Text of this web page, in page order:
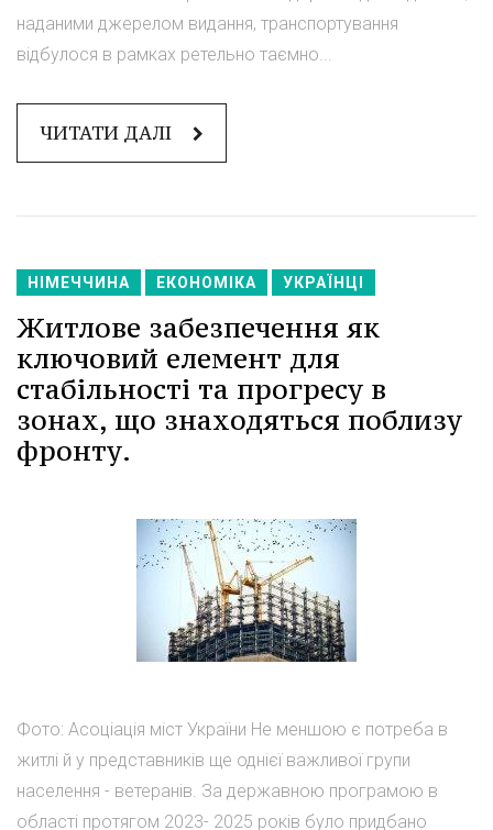
наданими джерелом видання, транспортування
відбулося в рамках ретельно таємно...
ЧИТАТИ ДАЛІ
НІМЕЧЧИНА ЕКОНОМІКА УКРАЇНЦІ
Житлове забезпечення як
ключовий елемент для
стабільності та прогресу в
зонах, що знаходяться поблизу
фронту.
Фото: Асоціація міст України Не меншою є потреба в
житлі й у представників ще однієї важливої групи
населення - ветеранів. За державною програмою в
області протягом 2023- 2025 років було придбано